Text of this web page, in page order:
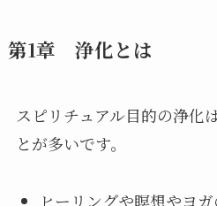
第1章 浄化とは
スピリチュアル目的の浄化
とが多いです。
ヒーリングや瞑想やヨ